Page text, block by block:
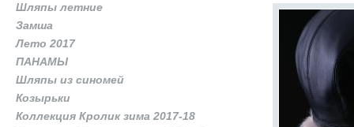
Шляпы летние
Замша
Лето 2017
ПАНАМЫ
Шляпы из синомей
Козырьки
Коллекция Кролик зима 2017-18